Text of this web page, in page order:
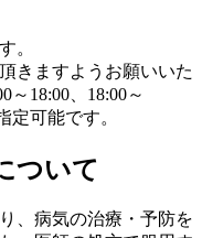
。
きますようお願いいた
～18:00、18:00～
定可能です。
ついて
、病気の治療・予防を